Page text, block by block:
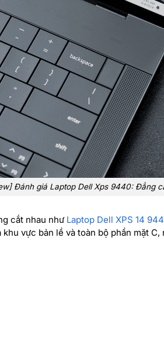
Đánh giá Laptop Dell Xps 9440: Đẳng
cắt nhau như Laptop Dell XPS 14
vực bản lề và toàn bộ phần mặt